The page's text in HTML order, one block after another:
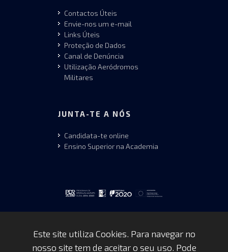
Contactos Úteis
Envie-nos um e-mail
Links Úteis
Proteção de Dados
Canal de Denúncia
Utilização Aeródromos
Militares
JUNTA-TE A NÓS
Candidata-te online
Ensino Superior na Academia
Este site utiliza Cookies. Para navegar no
nosso site tem de aceitar o seu uso. Pode